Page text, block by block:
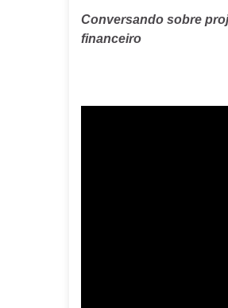
Conversando sobre
financeiro